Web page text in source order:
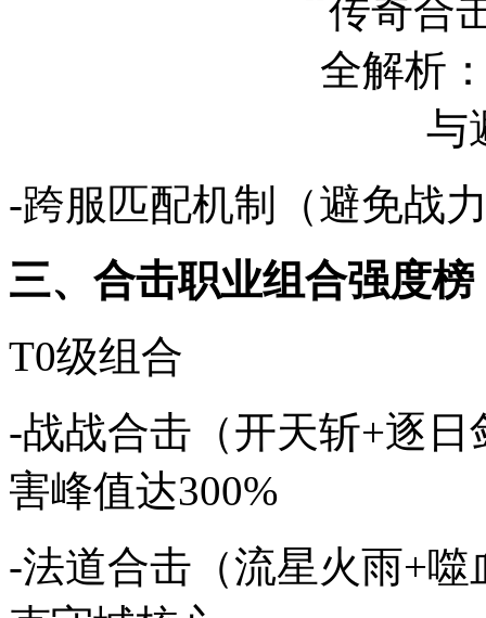
-跨服匹配机制（避免战
三、合击职业组合强度榜
T0级组合
-战战合击（开天斩+逐
害峰值达300%
-法道合击（流星火雨+